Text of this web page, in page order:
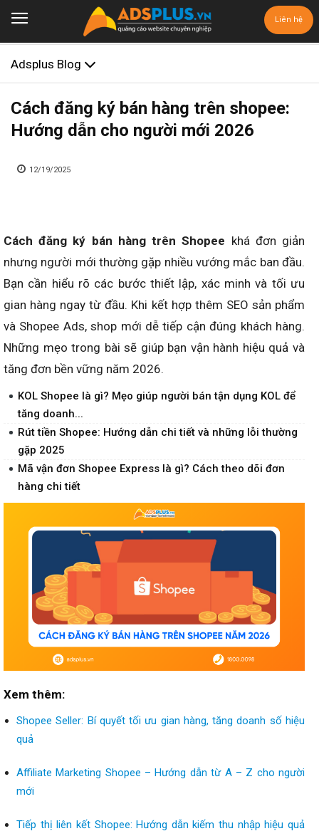
Liên hệ
Adsplus Blog
Cách đăng ký bán hàng trên shopee:
Hướng dẫn cho người mới 2026
12/19/2025
Cách đăng ký bán hàng trên Shopee khá đơn giản
nhưng người mới thường gặp nhiều vướng mắc ban đầu.
Bạn cần hiểu rõ các bước thiết lập, xác minh và tối ưu
gian hàng ngay từ đầu. Khi kết hợp thêm SEO sản phẩm
và Shopee Ads, shop mới dễ tiếp cận đúng khách hàng.
Những mẹo trong bài sẽ giúp bạn vận hành hiệu quả và
tăng đơn bền vững năm 2026.
KOL Shopee là gì? Mẹo giúp người bán tận dụng KOL để
tăng doanh...
Rút tiền Shopee: Hướng dẫn chi tiết và những lỗi thường
gặp 2025
Mã vận đơn Shopee Express là gì? Cách theo dõi đơn
hàng chi tiết
Xem thêm:
Shopee Seller: Bí quyết tối ưu gian hàng, tăng doanh số hiệu
quả
Affiliate Marketing Shopee – Hướng dẫn từ A – Z cho người
mới
Tiếp thị liên kết Shopee: Hướng dẫn kiếm thu nhập hiệu quả